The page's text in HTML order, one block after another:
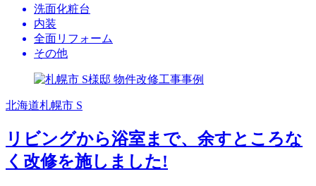
洗面化粧台
内装
全面リフォーム
その他
北海道札幌市 S
リビングから浴室まで、余すところな
く改修を施しました!